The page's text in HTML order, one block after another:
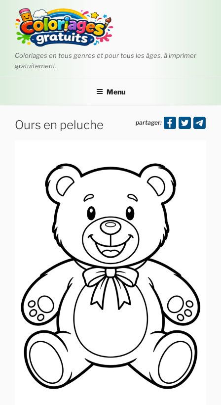
contenu
principal
Coloriages en tous genres et pour tous les âges, à imprimer
gratuitement.
Menu
Ours en peluche partager: